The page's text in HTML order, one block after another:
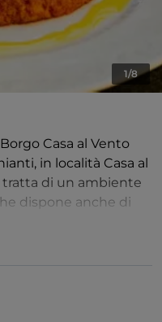
1/8
Casa al Vento
in località Casa al
tratta di un ambiente
dispone anche di
preparate